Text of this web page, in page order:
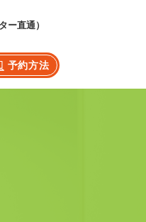
ー直通）
予約方法